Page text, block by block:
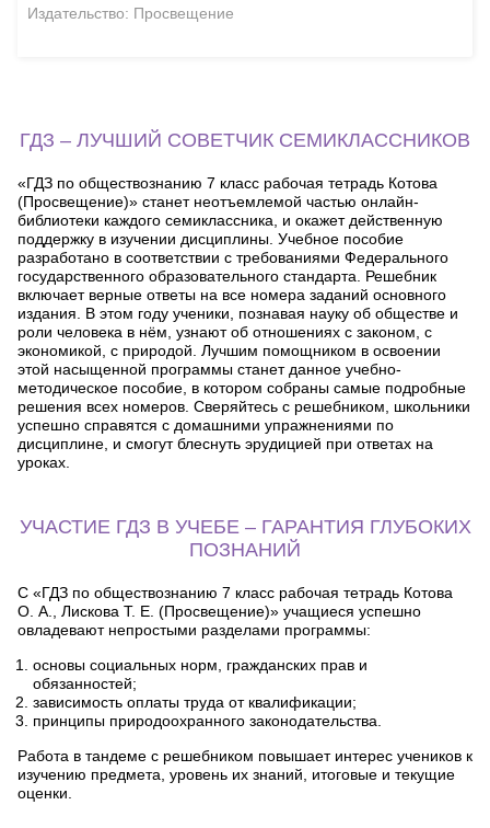
Издательство: Просвещение
ГДЗ – ЛУЧШИЙ СОВЕТЧИК СЕМИКЛАССНИКОВ
«ГДЗ по обществознанию 7 класс рабочая тетрадь Котова
(Просвещение)» станет неотъемлемой частью онлайн-
библиотеки каждого семиклассника, и окажет действенную
поддержку в изучении дисциплины. Учебное пособие
разработано в соответствии с требованиями Федерального
государственного образовательного стандарта. Решебник
включает верные ответы на все номера заданий основного
издания. В этом году ученики, познавая науку об обществе и
роли человека в нём, узнают об отношениях с законом, с
экономикой, с природой. Лучшим помощником в освоении
этой насыщенной программы станет данное учебно-
методическое пособие, в котором собраны самые подробные
решения всех номеров. Сверяйтесь с решебником, школьники
успешно справятся с домашними упражнениями по
дисциплине, и смогут блеснуть эрудицией при ответах на
уроках.
УЧАСТИЕ ГДЗ В УЧЕБЕ – ГАРАНТИЯ ГЛУБОКИХ
ПОЗНАНИЙ
С «ГДЗ по обществознанию 7 класс рабочая тетрадь Котова
О. А., Лискова Т. Е. (Просвещение)» учащиеся успешно
овладевают непростыми разделами программы:
основы социальных норм, гражданских прав и
обязанностей;
зависимость оплаты труда от квалификации;
принципы природоохранного законодательства.
Работа в тандеме с решебником повышает интерес учеников к
изучению предмета, уровень их знаний, итоговые и текущие
оценки.